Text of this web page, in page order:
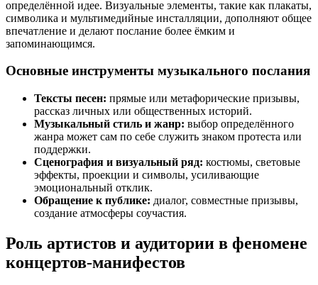
определённой идее. Визуальные элементы, такие как плакаты,
символика и мультимедийные инсталляции, дополняют общее
впечатление и делают послание более ёмким и
запоминающимся.
Основные инструменты музыкального послания
Тексты песен: прямые или метафорические призывы,
рассказ личных или общественных историй.
Музыкальный стиль и жанр: выбор определённого
жанра может сам по себе служить знаком протеста или
поддержки.
Сценография и визуальный ряд: костюмы, световые
эффекты, проекции и символы, усиливающие
эмоциональный отклик.
Обращение к публике: диалог, совместные призывы,
создание атмосферы соучастия.
Роль артистов и аудитории в феномене
концертов-манифестов